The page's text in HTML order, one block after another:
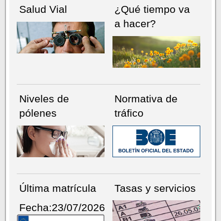
Salud Vial
¿Qué tiempo va
a hacer?
Niveles de
pólenes
Normativa de
tráfico
Última matrícula
Fecha:23/07/2026
Tasas y servicios